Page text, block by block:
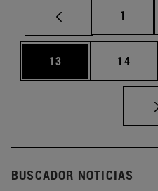
Página
1
Página
13 Página
14
BUSCADOR NOTICIAS